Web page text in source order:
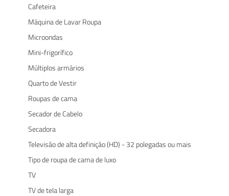
Cafeteira
Máquina de Lavar Roupa
Microondas
Mini-frigorífico
Múltiplos armários
Quarto de Vestir
Roupas de cama
Secador de Cabelo
Secadora
Televisão de alta definição (HD) - 32 polegadas ou mais
Tipo de roupa de cama de luxo
TV
TV de tela larga